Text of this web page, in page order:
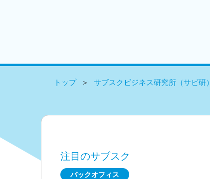
トップ サブスクビジネス研究所（サビ研）
注目のサブスク
バックオフィス